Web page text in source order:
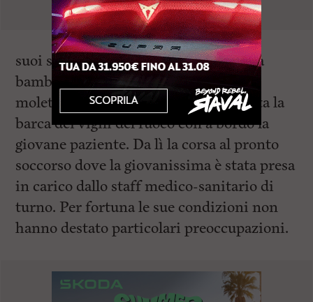
suoi soccorritori, hanno trasportato la
bambina in ospedale prelevandola dal
moletto di Antignano dove era arrivata la
barca dei vigili del fuoco con a bordo la
giovane paziente. Da lì la corsa al pronto
soccorso dove la giovanissima è stata presa
in carico dallo staff medico-sanitario di
turno. Per fortuna le sue condizioni non
hanno destato particolari preoccupazioni.